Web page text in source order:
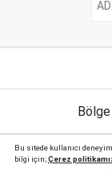
Anasayfa
Bu sitede kullanıcı
bilgi için;Çerez politika